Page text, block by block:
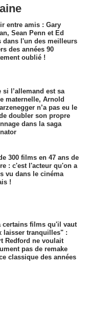
entre amis : Gary
Sean Penn et Ed
dans l'un des meilleurs
des années 90
oublié !
si l’allemand est sa
maternelle, Arnold
n’a pas eu le
doubler son propre
dans la saga
300 films en 47 ans de
: c'est l'acteur qu'on a
vu dans le cinéma
!
certains films qu'il vaut
laisser tranquilles" :
Redford ne voulait
pas de remake
classique des années